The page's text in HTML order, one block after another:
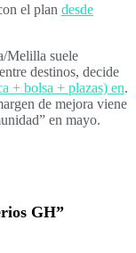
el plan desde
Melilla suele
destinos, decide
+ bolsa + plazas) en.
de mejora viene
en mayo.
GH”